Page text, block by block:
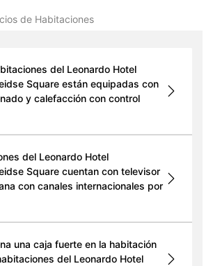
de Habitaciones
del Leonardo Hotel
Square están equipadas con
y calefacción con control
del Leonardo Hotel
Square cuentan con televisor
con canales internacionales por
una caja fuerte en la habitación
del Leonardo Hotel